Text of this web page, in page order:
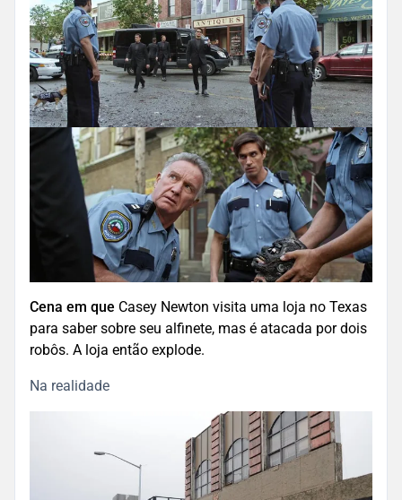
Cena em que Casey Newton visita uma loja no Texas
para saber sobre seu alfinete, mas é atacada por dois
robôs. A loja então explode.
Na realidade